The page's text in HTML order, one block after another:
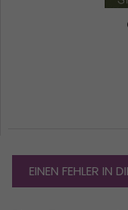
EINEN FEHLER IN